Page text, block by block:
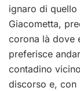
ignaro di
Giacometta,
corona là dove
preferisce
contadino
discorso e, con